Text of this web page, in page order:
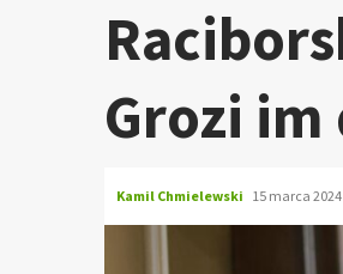
Grozi
Kamil Chmielewski 15 marca 2024